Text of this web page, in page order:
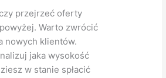
przejrzeć oferty
Warto zwrócić
nowych klientów.
jaka wysokość
w stanie spłacić